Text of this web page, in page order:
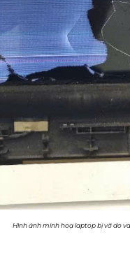
Hình ảnh minh hoạ laptop bị vỡ do